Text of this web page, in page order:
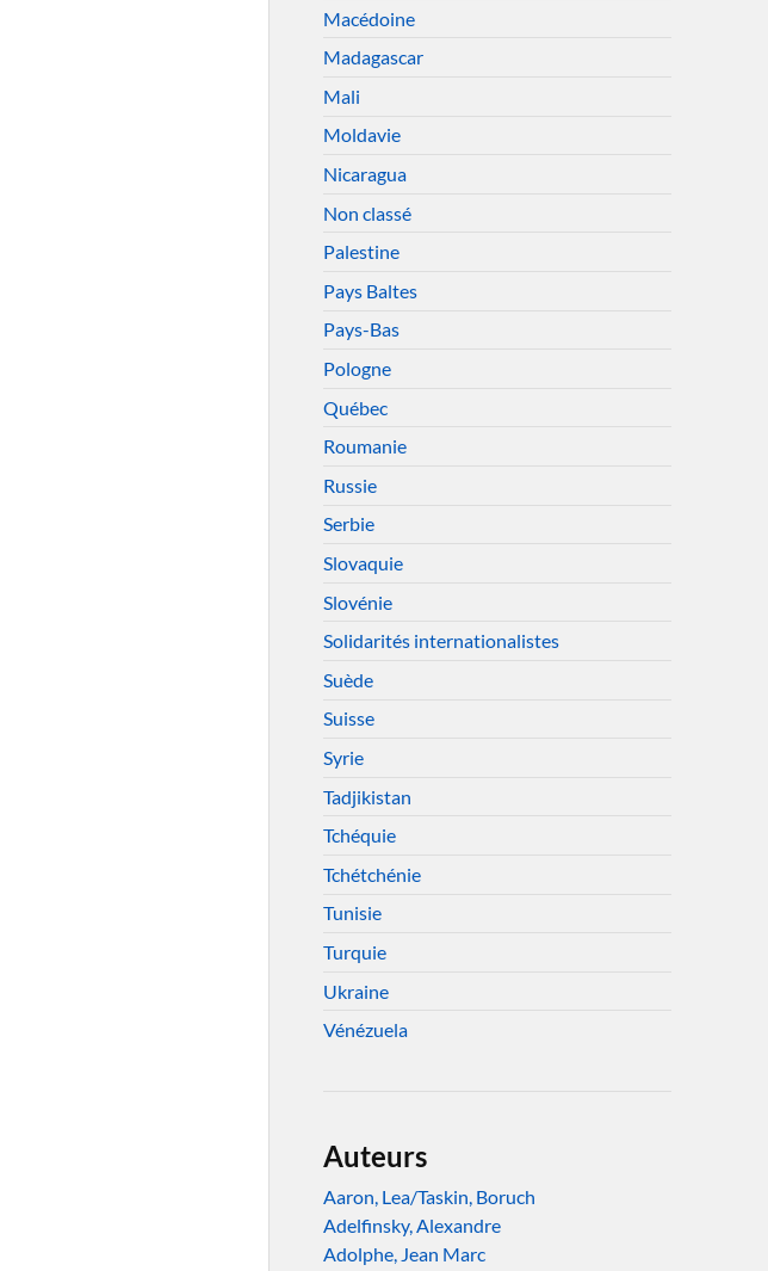
Macédoine
Madagascar
Mali
Moldavie
Nicaragua
Non classé
Palestine
Pays Baltes
Pays-Bas
Pologne
Québec
Roumanie
Russie
Serbie
Slovaquie
Slovénie
Solidarités internationalistes
Suède
Suisse
Syrie
Tadjikistan
Tchéquie
Tchétchénie
Tunisie
Turquie
Ukraine
Vénézuela
Auteurs
Aaron, Lea/Taskin, Boruch
Adelfinsky, Alexandre
Adolphe, Jean Marc